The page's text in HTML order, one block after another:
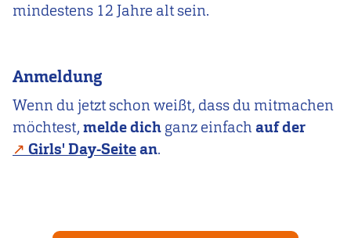
mindestens 12 Jahre alt sein.
Anmeldung
Wenn du jetzt schon weißt, dass du mitmachen
möchtest, melde dich ganz einfach auf der
Girls' Day-Seitean.